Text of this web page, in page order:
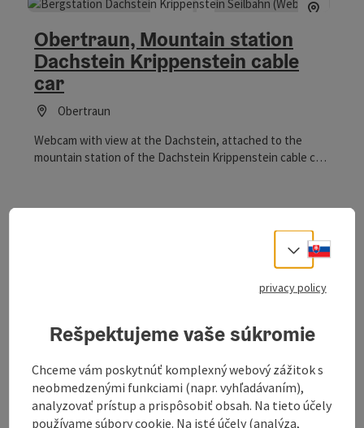
Obertraun, Mountain station
Dachstein Krippenstein cable
car
Obertraun
Webcam with view at the Dachstein, attached to the
mountain station of the Dachstein Krippenstein cable car
Gosau am Dachstein, COOEE
Experience a 360 degrees live view of Gosau at Dachstein
Last page 1 … 7
Select
privacy policy
Rešpektujeme vaše súkromie
Chceme vám poskytnúť komplexný webový zážitok s
neobmedzenými funkciami (napr. vyhľadávaním),
analyzovať prístup a prispôsobiť obsah. Na tieto účely
používame súbory cookie. Na isté účely (analýza,